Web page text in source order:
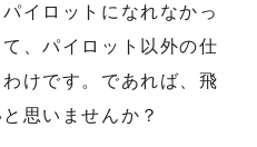
イロットになれなかっ
、パイロット以外の仕
けです。であれば、飛
思いませんか？